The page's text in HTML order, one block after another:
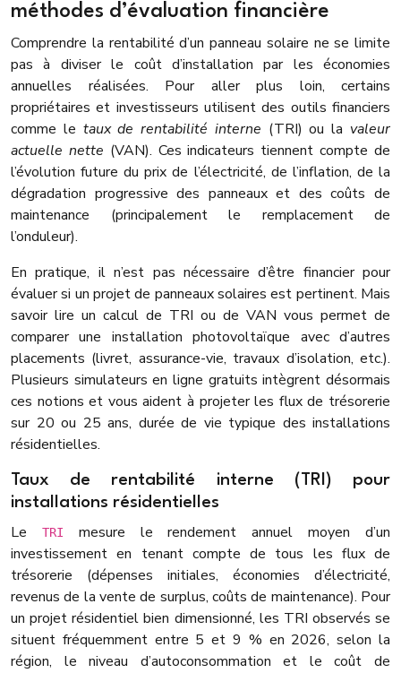
méthodes d’évaluation financière
Comprendre la rentabilité d’un panneau solaire ne se limite
pas à diviser le coût d’installation par les économies
annuelles réalisées. Pour aller plus loin, certains
propriétaires et investisseurs utilisent des outils financiers
comme le taux de rentabilité interne (TRI) ou la valeur
actuelle nette (VAN). Ces indicateurs tiennent compte de
l’évolution future du prix de l’électricité, de l’inflation, de la
dégradation progressive des panneaux et des coûts de
maintenance (principalement le remplacement de
l’onduleur).
En pratique, il n’est pas nécessaire d’être financier pour
évaluer si un projet de panneaux solaires est pertinent. Mais
savoir lire un calcul de TRI ou de VAN vous permet de
comparer une installation photovoltaïque avec d’autres
placements (livret, assurance-vie, travaux d’isolation, etc.).
Plusieurs simulateurs en ligne gratuits intègrent désormais
ces notions et vous aident à projeter les flux de trésorerie
sur 20 ou 25 ans, durée de vie typique des installations
résidentielles.
Taux de rentabilité interne (TRI) pour
installations résidentielles
Le TRI
mesure le rendement annuel moyen d’un
investissement en tenant compte de tous les flux de
trésorerie (dépenses initiales, économies d’électricité,
revenus de la vente de surplus, coûts de maintenance). Pour
un projet résidentiel bien dimensionné, les TRI observés se
situent fréquemment entre 5 et 9 % en 2026, selon la
région, le niveau d’autoconsommation et le coût de